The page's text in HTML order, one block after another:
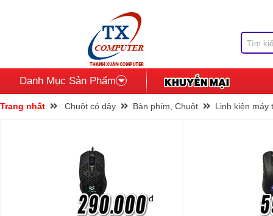
Danh Mục Sản Phẩm
Trang nhất Chuột có dây Bàn phím, Chuột Linh kiện máy
đ